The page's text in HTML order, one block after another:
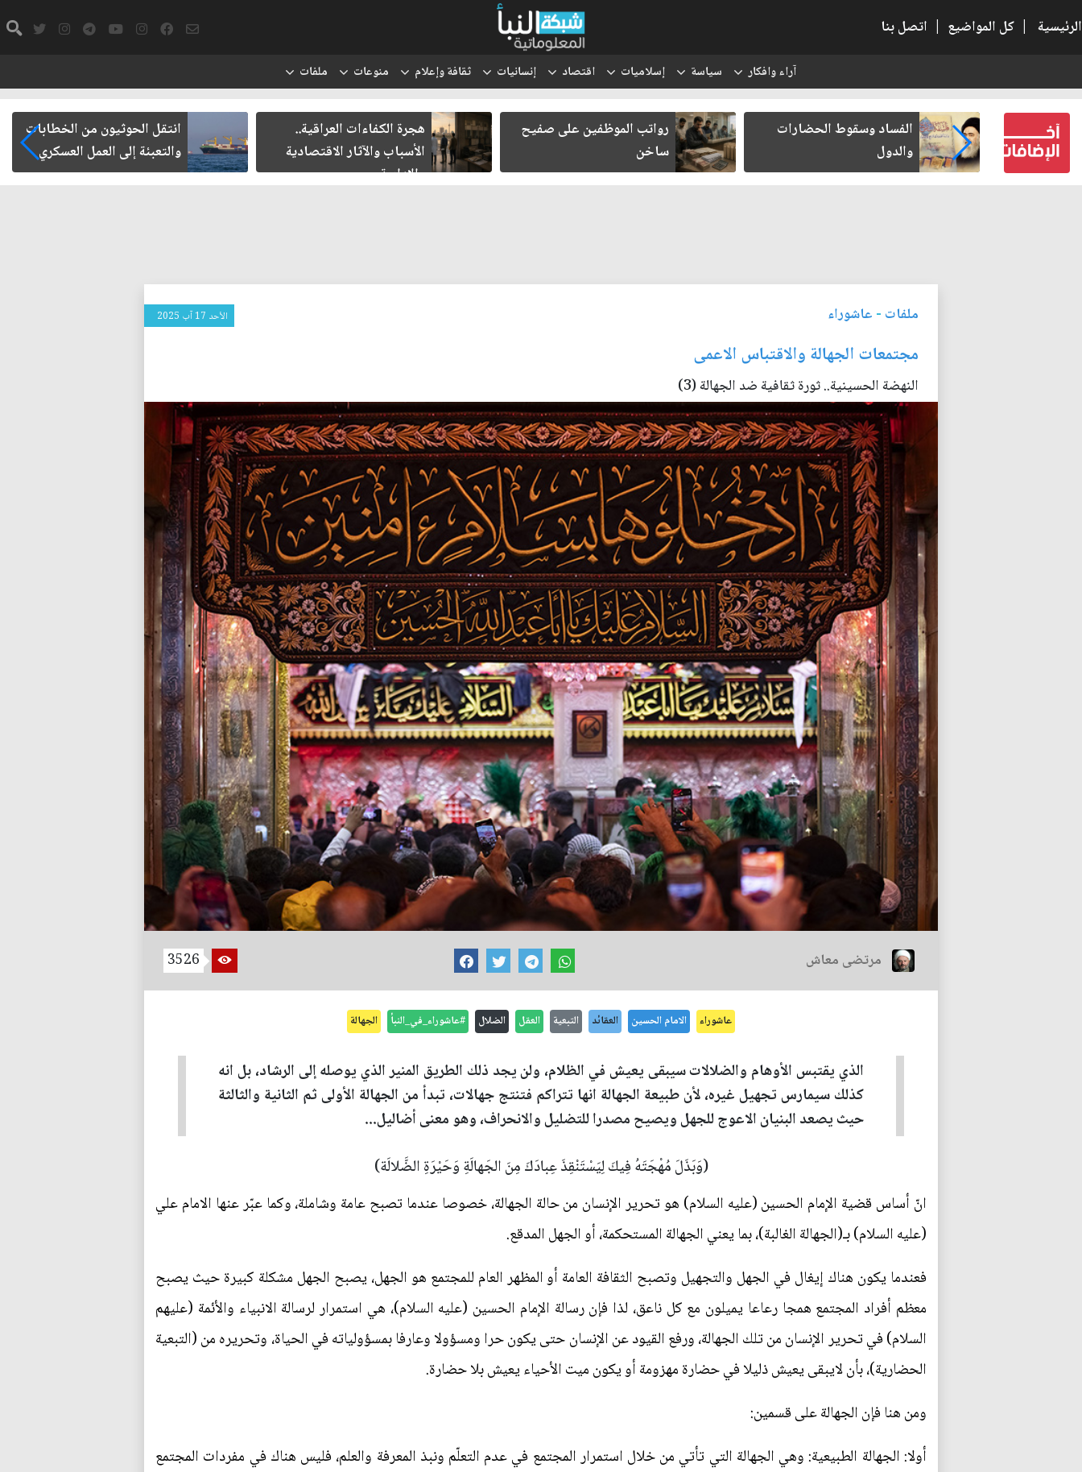
الرئيسية | كل المواضيع | اتصل بنا
آراء وافكار سياسة إسلاميات اقتصاد إنسانيات ثقافة وإعلام منوعات ملفات
كتب لنفسه
الفساد وسقوط الحضارات
والدول
رواتب الموظفين على صفيح
ساخن
هجرة الكفاءات العراقية..
الأسباب والآثار الاقتصادية
والإدارية
انتقل الحوثيون من الخطابات
والتعبئة إلى العمل العسكري
ملفات - عاشوراء الأحد 17 آب 2025
مجتمعات الجهالة والاقتباس الاعمى
النهضة الحسينية.. ثورة ثقافية ضد الجهالة (3)
مرتضى معاش 3526
عاشوراء الامام الحسين العقائد التبعية العقل الضلال #عاشوراء_في_النبأ الجهالة
الذي يقتبس الأوهام والضلالات سيبقى يعيش في الظلام، ولن يجد ذلك الطريق المنير الذي يوصله إلى الرشاد، بل انه
كذلك سيمارس تجهيل غيره، لأن طبيعة الجهالة انها تتراكم فتنتج جهالات، تبدأ من الجهالة الأولى ثم الثانية والثالثة
حيث يصعد البنيان الاعوج للجهل ويصيح مصدرا للتضليل والانحراف، وهو معنى أضاليل...
(وَبَذَلَ مُهْجَتَهُ فِيكَ لِيَسْتَنْقِذَ عِبادَكَ مِنَ الجَهالَةِ وَحَيْرَةِ الضَّلالَة)
انّ أساس قضية الإمام الحسين (عليه السلام) هو تحرير الإنسان من حالة الجهالة، خصوصا عندما تصبح عامة وشاملة، وكما عبّر عنها الامام علي
(عليه السلام) بـ(الجهالة الغالبة)، بما يعني الجهالة المستحكمة، أو الجهل المدقع.
فعندما يكون هناك إيغال في الجهل والتجهيل وتصبح الثقافة العامة أو المظهر العام للمجتمع هو الجهل، يصبح الجهل مشكلة كبيرة حيث يصبح
معظم أفراد المجتمع همجا رعاعا يميلون مع كل ناعق، لذا فإن رسالة الإمام الحسين (عليه السلام)، هي استمرار لرسالة الانبياء والأئمة (عليهم
السلام) في تحرير الإنسان من تلك الجهالة، ورفع القيود عن الإنسان حتى يكون حرا ومسؤولا وعارفا بمسؤولياته في الحياة، وتحريره من (التبعية
الحضارية)، بأن لايبقى يعيش ذليلا في حضارة مهزومة أو يكون ميت الأحياء يعيش بلا حضارة.
ومن هنا فإن الجهالة على قسمين:
أولا: الجهالة الطبيعية: وهي الجهالة التي تأتي من خلال استمرار المجتمع في عدم التعلّم ونبذ المعرفة والعلم، فليس هناك في مفردات المجتمع